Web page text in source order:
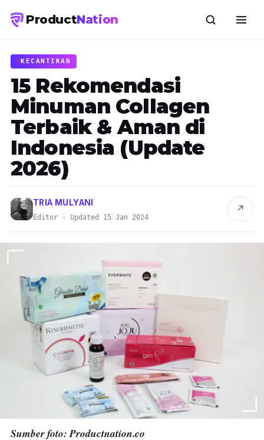
ProductNation
KECANTIKAN
15 Rekomendasi
Minuman Collagen
Terbaik & Aman di
Indonesia (Update
2026)
TRIA MULYANI
Editor · Updated 15 Jan 2024
↗
Sumber foto: Productnation.co